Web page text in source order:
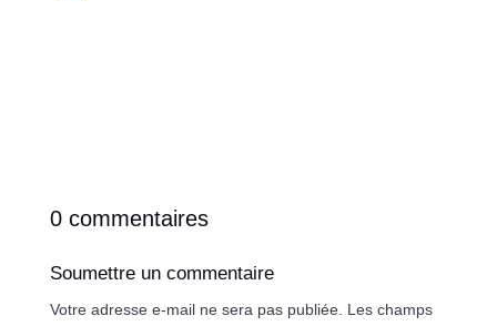
0 commentaires
Soumettre un commentaire
Votre adresse e-mail ne sera pas publiée. Les champs